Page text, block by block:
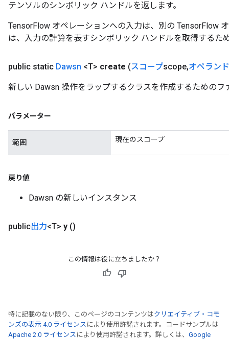
テンソルのシンボリック ハンドルを返します。
TensorFlow オペレーションへの入力は、別の TensorFlow
は、入力の計算を表すシンボリック ハンドルを取得するた
public static Dawsn <T> create (スコープscope,オペランド
新しい Dawsn 操作をラップするクラスを作成するためのフ
パラメーター
範囲 現在のスコープ
戻り値
Dawsn の新しいインスタンス
public出力<T> y ()
この情報は役に立ちましたか？
特に記載のない限り、このページのコンテンツはクリエイティブ・コモ
ンズの表示 4.0 ライセンス により使用許諾されます。コードサンプルは
Apache 2.0 ライセンス により使用許諾されます。詳しくは、 Google